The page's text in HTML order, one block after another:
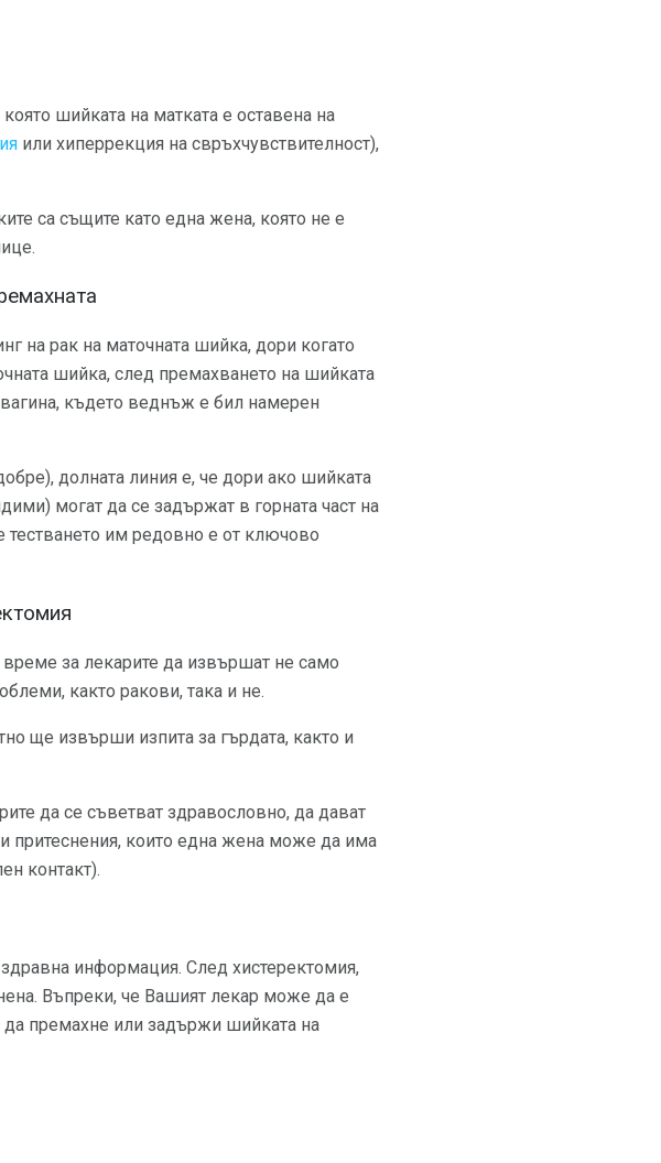
шийката на матката е оставена на
или хиперрекция на свръхчувствителност),
са същите като една жена, която не е
на рак на маточната шийка, дори когато
шийка, след премахването на шийката
вагина, където веднъж е бил намерен
долната линия е, че дори ако шийката
могат да се задържат в горната част на
тестването им редовно е от ключово
за лекарите да извършат не само
както ракови, така и не.
ще извърши изпита за гърдата, както и
да се съветват здравословно, да дават
притеснения, които една жена може да има
контакт).
информация. След хистеректомия,
Въпреки, че Вашият лекар може да е
да премахне или задържи шийката на